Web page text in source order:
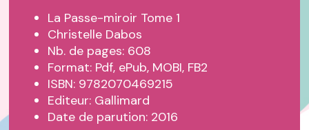
La Passe-miroir Tome 1
Christelle Dabos
Nb. de pages: 608
Format: Pdf, ePub, MOBI, FB2
ISBN: 9782070469215
Editeur: Gallimard
Date de parution: 2016